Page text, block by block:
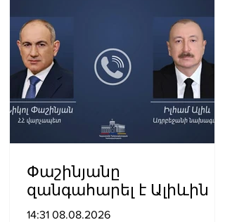
Փաշինյանը
զանգահարել է Ալիևին
14:31 08.08.2026